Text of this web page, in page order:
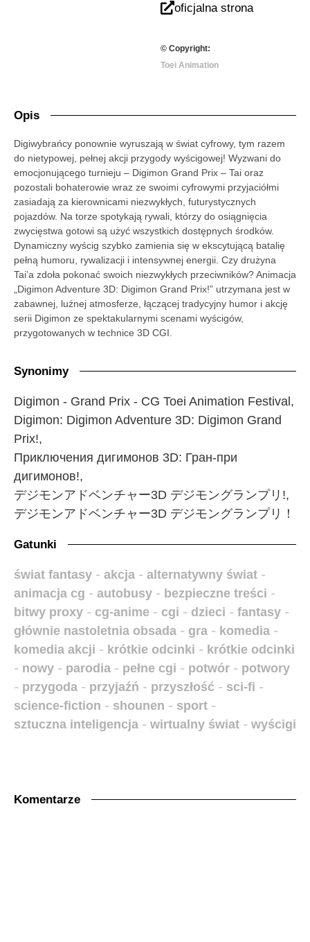
oficjalna strona
© Copyright:
Toei Animation
Opis
Digiwybrańcy ponownie wyruszają w świat cyfrowy, tym razem
do nietypowej, pełnej akcji przygody wyścigowej! Wyzwani do
emocjonującego turnieju – Digimon Grand Prix – Tai oraz
pozostali bohaterowie wraz ze swoimi cyfrowymi przyjaciółmi
zasiadają za kierownicami niezwykłych, futurystycznych
pojazdów. Na torze spotykają rywali, którzy do osiągnięcia
zwycięstwa gotowi są użyć wszystkich dostępnych środków.
Dynamiczny wyścig szybko zamienia się w ekscytującą batalię
pełną humoru, rywalizacji i intensywnej energii. Czy drużyna
Tai’a zdoła pokonać swoich niezwykłych przeciwników? Animacja
„Digimon Adventure 3D: Digimon Grand Prix!” utrzymana jest w
zabawnej, luźnej atmosferze, łączącej tradycyjny humor i akcję
serii Digimon ze spektakularnymi scenami wyścigów,
przygotowanych w technice 3D CGI.
Synonimy
Digimon - Grand Prix - CG Toei Animation Festival,
Digimon: Digimon Adventure 3D: Digimon Grand
Prix!,
Приключения дигимонов 3D: Гран-при
дигимонов!,
デジモンアドベンチャー3D デジモングランプリ!,
デジモンアドベンチャー3D デジモングランプリ！
Gatunki
świat fantasy - akcja - alternatywny świat -
animacja cg - autobusy - bezpieczne treści -
bitwy proxy - cg-anime - cgi - dzieci - fantasy -
głównie nastoletnia obsada - gra - komedia -
komedia akcji - krótkie odcinki - krótkie odcinki
- nowy - parodia - pełne cgi - potwór - potwory
- przygoda - przyjaźń - przyszłość - sci-fi -
science-fiction - shounen - sport -
sztuczna inteligencja - wirtualny świat - wyścigi
Komentarze